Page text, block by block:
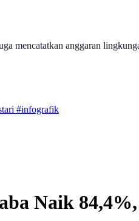
mencatatkan anggaran
#infografik
Naik